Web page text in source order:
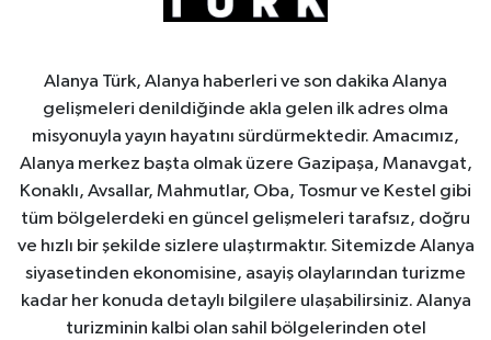
Alanya Türk, Alanya haberleri ve son dakika Alanya
gelişmeleri denildiğinde akla gelen ilk adres olma
misyonuyla yayın hayatını sürdürmektedir. Amacımız,
Alanya merkez başta olmak üzere Gazipaşa, Manavgat,
Konaklı, Avsallar, Mahmutlar, Oba, Tosmur ve Kestel gibi
tüm bölgelerdeki en güncel gelişmeleri tarafsız, doğru
ve hızlı bir şekilde sizlere ulaştırmaktır. Sitemizde Alanya
siyasetinden ekonomisine, asayiş olaylarından turizme
kadar her konuda detaylı bilgilere ulaşabilirsiniz. Alanya
turizminin kalbi olan sahil bölgelerinden otel